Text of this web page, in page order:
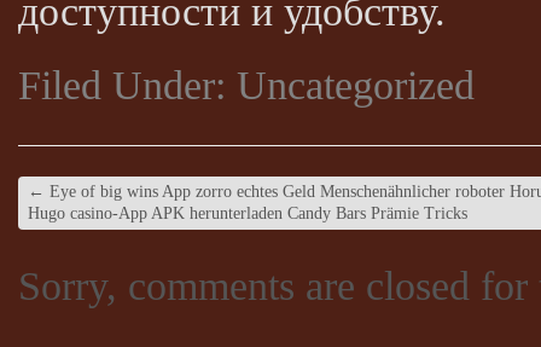
доступности и удобству.
Filed Under: Uncategorized
← Eye of big wins App zorro echtes Geld Menschenähnlicher roboter
Hugo casino-App APK herunterladen Candy Bars Prämie Tricks
Sorry, comments are closed for